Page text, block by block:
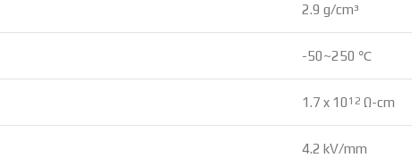
2.9 g/cm³
-50~250 ℃
1.7 x 10 12 Ω-cm
4.2 kV/mm